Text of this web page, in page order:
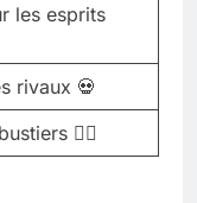
les esprits
rivaux 💀
🏴‍☠️